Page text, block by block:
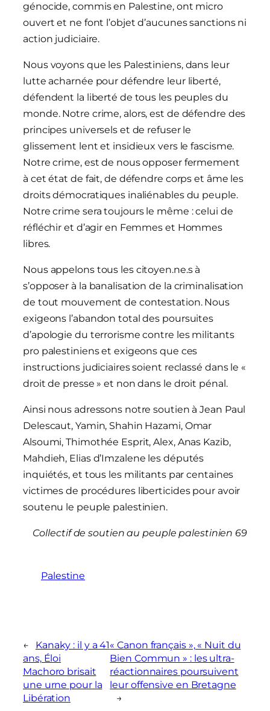
génocide, commis en Palestine, ont micro
ouvert et ne font l’objet d’aucunes sanctions ni
action judiciaire.
Nous voyons que les Palestiniens, dans leur
lutte acharnée pour défendre leur liberté,
défendent la liberté de tous les peuples du
monde. Notre crime, alors, est de défendre des
principes universels et de refuser le
glissement lent et insidieux vers le fascisme.
Notre crime, est de nous opposer fermement
à cet état de fait, de défendre corps et âme les
droits démocratiques inaliénables du peuple.
Notre crime sera toujours le même : celui de
réfléchir et d’agir en Femmes et Hommes
libres.
Nous appelons tous les citoyen.ne.s à
s’opposer à la banalisation de la criminalisation
de tout mouvement de contestation. Nous
exigeons l’abandon total des poursuites
d’apologie du terrorisme contre les militants
pro palestiniens et exigeons que ces
instructions judiciaires soient reclassé dans le «
droit de presse » et non dans le droit pénal.
Ainsi nous adressons notre soutien à Jean Paul
Delescaut, Yamin, Shahin Hazami, Omar
Alsoumi, Thimothée Esprit, Alex, Anas Kazib,
Mahdieh, Elias d’Imzalene les députés
inquiétés, et tous les militants par centaines
victimes de procédures liberticides pour avoir
soutenu le peuple palestinien.
Collectif de soutien au peuple palestinien 69
Palestine
←
Kanaky : il y a 41
ans, Éloi
Machoro brisait
une urne pour la
Libération
« Canon français », « Nuit du
Bien Commun » : les ultra-
réactionnaires poursuivent
leur offensive en Bretagne
→